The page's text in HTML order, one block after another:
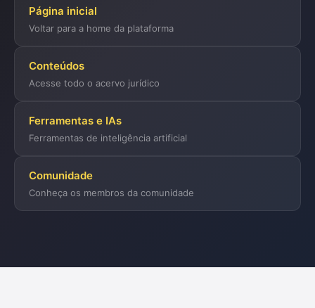
Página inicial
Voltar para a home da plataforma
Conteúdos
Acesse todo o acervo jurídico
Ferramentas e IAs
Ferramentas de inteligência artificial
Comunidade
Conheça os membros da comunidade